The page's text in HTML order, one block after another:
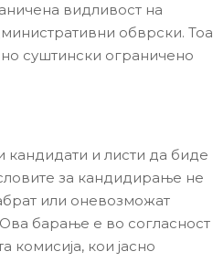
видливост на
обврски. Тоа
суштински ограничено
кандидати и листи да биде
за кандидирање не
или оневозможат
барање е во согласност
кои јасно